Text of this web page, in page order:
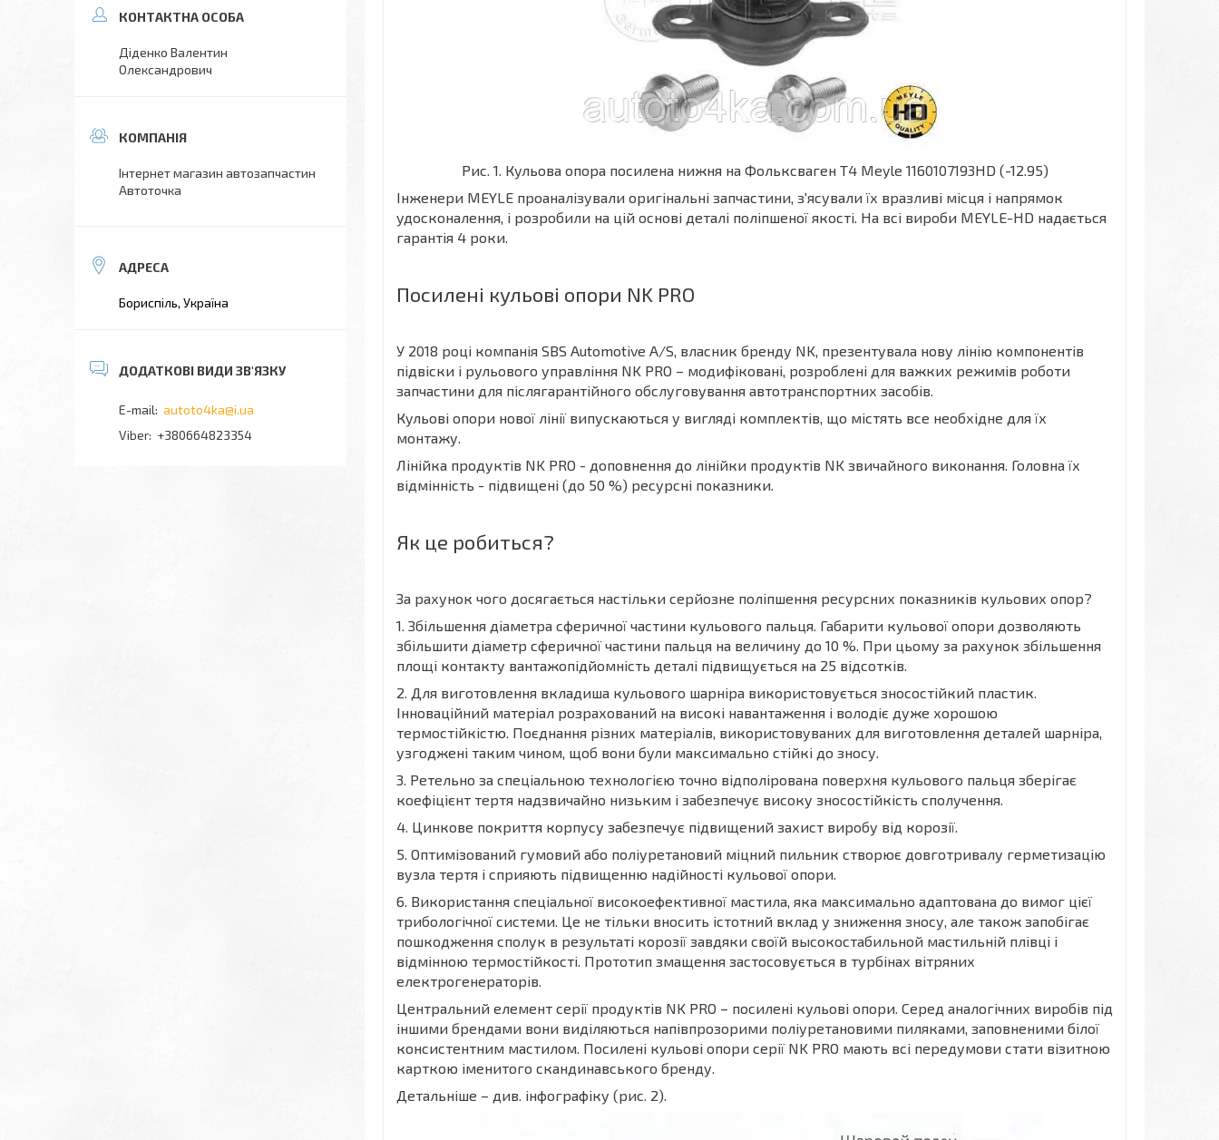
Рис. 1. Кульова опора посилена нижня на Фольксваген Т4 Meyle 1160107193HD (-12.95)
Інженери MEYLE проаналізували оригінальні запчастини, з'ясували їх вразливі місця і напрямок
удосконалення, і розробили на цій основі деталі поліпшеної якості. На всі вироби MEYLE-HD надається
гарантія 4 роки.
Посилені кульові опори NK PRO
У 2018 році компанія SBS Automotive A/S, власник бренду NK, презентувала нову лінію компонентів
підвіски і рульового управління NK PRO – модифіковані, розроблені для важких режимів роботи
запчастини для післягарантійного обслуговування автотранспортних засобів.
Кульові опори нової лінії випускаються у вигляді комплектів, що містять все необхідне для їх
монтажу.
Лінійка продуктів NK PRO - доповнення до лінійки продуктів NK звичайного виконання. Головна їх
відмінність - підвищені (до 50 %) ресурсні показники.
Як це робиться?
За рахунок чого досягається настільки серйозне поліпшення ресурсних показників кульових опор?
1. Збільшення діаметра сферичної частини кульового пальця. Габарити кульової опори дозволяють
збільшити діаметр сферичної частини пальця на величину до 10 %. При цьому за рахунок збільшення
площі контакту вантажопідйомність деталі підвищується на 25 відсотків.
2. Для виготовлення вкладиша кульового шарніра використовується зносостійкий пластик.
Інноваційний матеріал розрахований на високі навантаження і володіє дуже хорошою
термостійкістю. Поєднання різних матеріалів, використовуваних для виготовлення деталей шарніра,
узгоджені таким чином, щоб вони були максимально стійкі до зносу.
3. Ретельно за спеціальною технологією точно відполірована поверхня кульового пальця зберігає
коефіцієнт тертя надзвичайно низьким і забезпечує високу зносостійкість сполучення.
4. Цинкове покриття корпусу забезпечує підвищений захист виробу від корозії.
5. Оптимізований гумовий або поліуретановий міцний пильник створює довготривалу герметизацію
вузла тертя і сприяють підвищенню надійності кульової опори.
6. Використання спеціальної високоефективної мастила, яка максимально адаптована до вимог цієї
трибологічної системи. Це не тільки вносить істотний вклад у зниження зносу, але також запобігає
пошкодження сполук в результаті корозії завдяки своїй высокостабильной мастильній плівці і
відмінною термостійкості. Прототип змащення застосовується в турбінах вітряних
електрогенераторів.
Центральний елемент серії продуктів NK PRO – посилені кульові опори. Серед аналогічних виробів під
іншими брендами вони виділяються напівпрозорими поліуретановими пиляками, заповненими білої
консистентним мастилом. Посилені кульові опори серії NK PRO мають всі передумови стати візитною
карткою іменитого скандинавського бренду.
Детальніше – див. інфографіку (рис. 2).
Діденко Валентин
Олександрович
Інтернет магазин автозапчастин
Автоточка
Бориспіль, Україна
autoto4ka@i.ua
+380664823354